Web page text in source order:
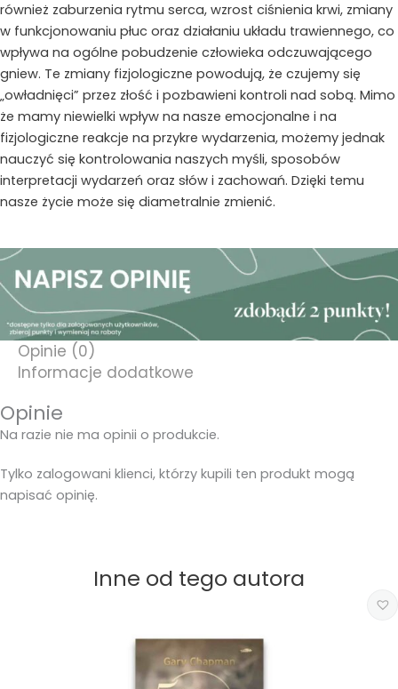
również zaburzenia rytmu serca, wzrost ciśnienia krwi, zmiany
w funkcjonowaniu płuc oraz działaniu układu trawiennego, co
wpływa na ogólne pobudzenie człowieka odczuwającego
gniew. Te zmiany fizjologiczne powodują, że czujemy się
„owładnięci” przez złość i pozbawieni kontroli nad sobą. Mimo
że mamy niewielki wpływ na nasze emocjonalne i na
fizjologiczne reakcje na przykre wydarzenia, możemy jednak
nauczyć się kontrolowania naszych myśli, sposobów
interpretacji wydarzeń oraz słów i zachowań. Dzięki temu
nasze życie może się diametralnie zmienić.
Opinie (0)
Informacje dodatkowe
Opinie
Na razie nie ma opinii o produkcie.
Tylko zalogowani klienci, którzy kupili ten produkt mogą
napisać opinię.
Inne od tego autora